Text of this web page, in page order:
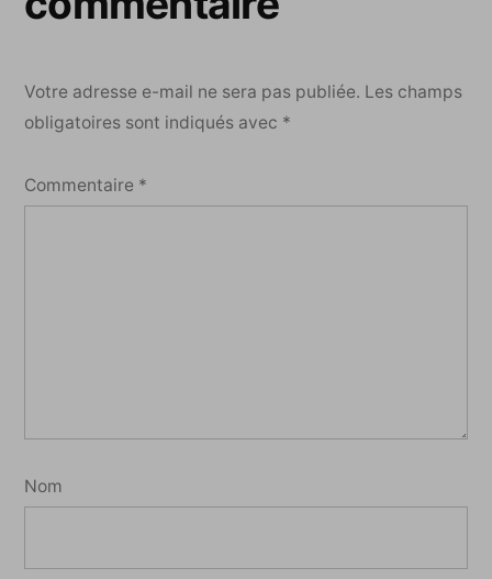
Votre adresse e-mail ne sera pas publiée. Les champs
obligatoires sont indiqués avec *
Commentaire *
Nom